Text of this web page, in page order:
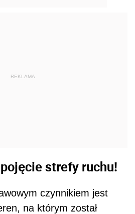
REKLAMA
strefy ruchu!
czynnikiem jest
na którym został